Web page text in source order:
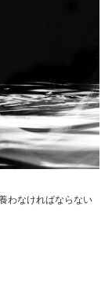
わなければならない